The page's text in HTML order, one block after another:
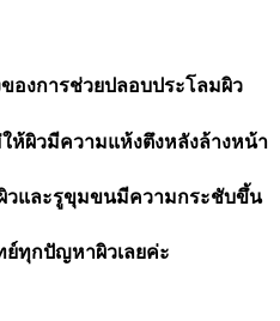
องการช่วยปลอบประโลมผิว
ห้ผิวมีความแห้งตึงหลังล้างหน้า
วและรูขุมขนมีความกระชับขึ้น
ย์ทุกปัญหาผิวเลยค่ะ